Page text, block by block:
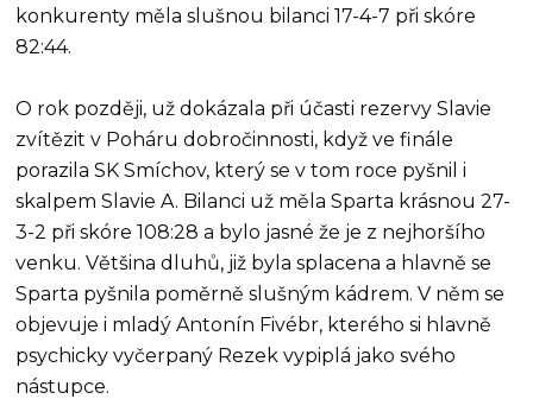
konkurenty měla slušnou bilanci 17-4-7 při skóre
82:44.
O rok později, už dokázala při účasti rezervy Slavie
zvítězit v Poháru dobročinnosti, když ve finále
porazila SK Smíchov, který se v tom roce pyšnil i
skalpem Slavie A. Bilanci už měla Sparta krásnou 27-
3-2 při skóre 108:28 a bylo jasné že je z nejhoršího
venku. Většina dluhů, již byla splacena a hlavně se
Sparta pyšnila poměrně slušným kádrem. V něm se
objevuje i mladý Antonín Fivébr, kterého si hlavně
psychicky vyčerpaný Rezek vypiplá jako svého
nástupce.